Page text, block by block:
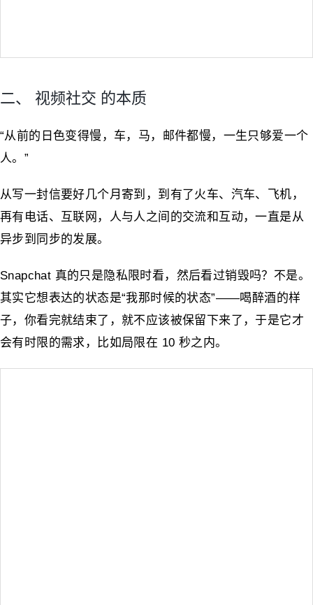
二、 视频社交 的本质
“从前的日色变得慢，车，马，邮件都慢，一生只够爱一个
人。”
从写一封信要好几个月寄到，到有了火车、汽车、飞机，
再有电话、互联网，人与人之间的交流和互动，一直是从
异步到同步的发展。
Snapchat 真的只是隐私限时看，然后看过销毁吗？不是。
其实它想表达的状态是“我那时候的状态”——喝醉酒的样
子，你看完就结束了，就不应该被保留下来了，于是它才
会有时限的需求，比如局限在 10 秒之内。